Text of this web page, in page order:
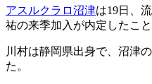
アスルクラロ沼津は19日、
祐の来季加入が内定したこ
川村は静岡県出身で、沼津
た。